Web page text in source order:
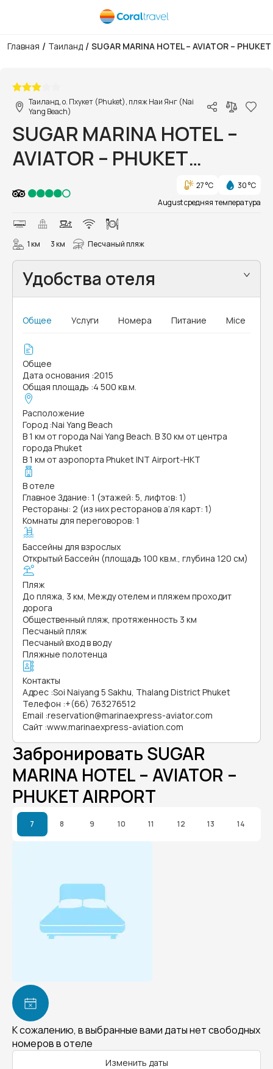
Главная / Таиланд / SUGAR MARINA HOTEL – AVIATOR –
Таиланд, о. Пхукет (Phuket), пляж Наи Янг (Nai
Yang Beach)
SUGAR MARINA HOTEL –
AVIATOR – PHUKET
AIRPORT
27 °C
30 °C
August средняя температура
1 км 3 км Песчаный пляж
Удобства отеля
Общее Услуги Номера Питание Mice
Общее
Дата основания :2015
Общая площадь :4 500 кв.м.
Расположение
Город :Nai Yang Beach
В 1 км от города Nai Yang Beach. В 30 км от центра
города Phuket
В 1 км от аэропорта Phuket INT Airport-HKT
В отеле
Главное Здание: 1 (этажей: 5, лифтов: 1)
Рестораны: 2 (из них ресторанов а’ля карт: 1)
Комнаты для переговоров: 1
Бассейны для взрослых
Открытый Бассейн (площадь 100 кв.м., глубина 120 см)
Пляж
До пляжа, 3 км, Между отелем и пляжем проходит
дорога
Общественный пляж, протяженность 3 км
Песчаный пляж
Песчаный вход в воду
Пляжные полотенца
Контакты
Адрес :Soi Naiyang 5 Sakhu, Thalang District Phuket
Телефон :+(66) 763276512
Email :reservation@marinaexpress-aviator.com
Сайт :www.marinaexpress-aviation.com
Забронировать SUGAR
MARINA HOTEL – AVIATOR –
PHUKET AIRPORT
7 8 9 10 11 12 13 14
К сожалению, в выбранные вами даты нет свободных
номеров в отеле
Изменить даты